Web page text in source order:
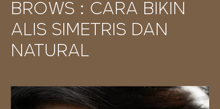
BROWS : CARA BIKIN
ALIS SIMETRIS DAN
NATURAL